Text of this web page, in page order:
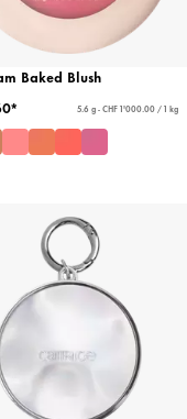
Baked Blush
5.6 g - CHF 1'000.00 / 1 kg